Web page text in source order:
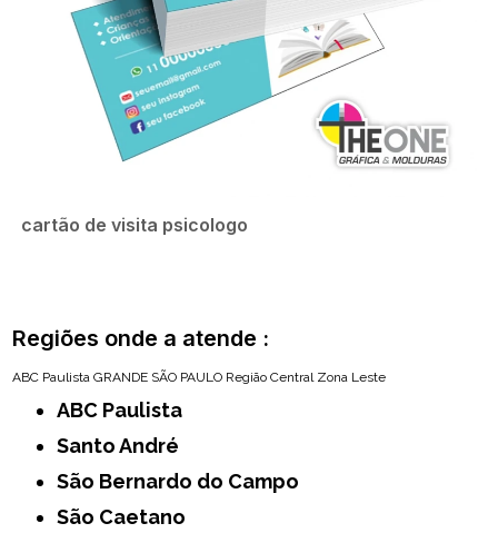
cartão de visita psicologo
Regiões onde a atende :
ABC Paulista GRANDE SÃO PAULO Região Central Zona Leste
ABC Paulista
Santo André
São Bernardo do Campo
São Caetano